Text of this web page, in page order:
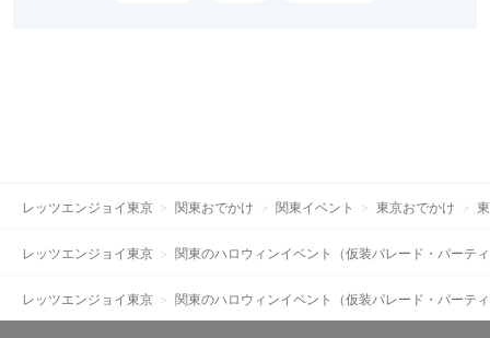
レッツエンジョイ東京 関東おでかけ 関東イベント 東京おでかけ
レッツエンジョイ東京 関東のハロウィンイベント（仮装パレード・パーテ
レッツエンジョイ東京 関東のハロウィンイベント（仮装パレード・パーテ